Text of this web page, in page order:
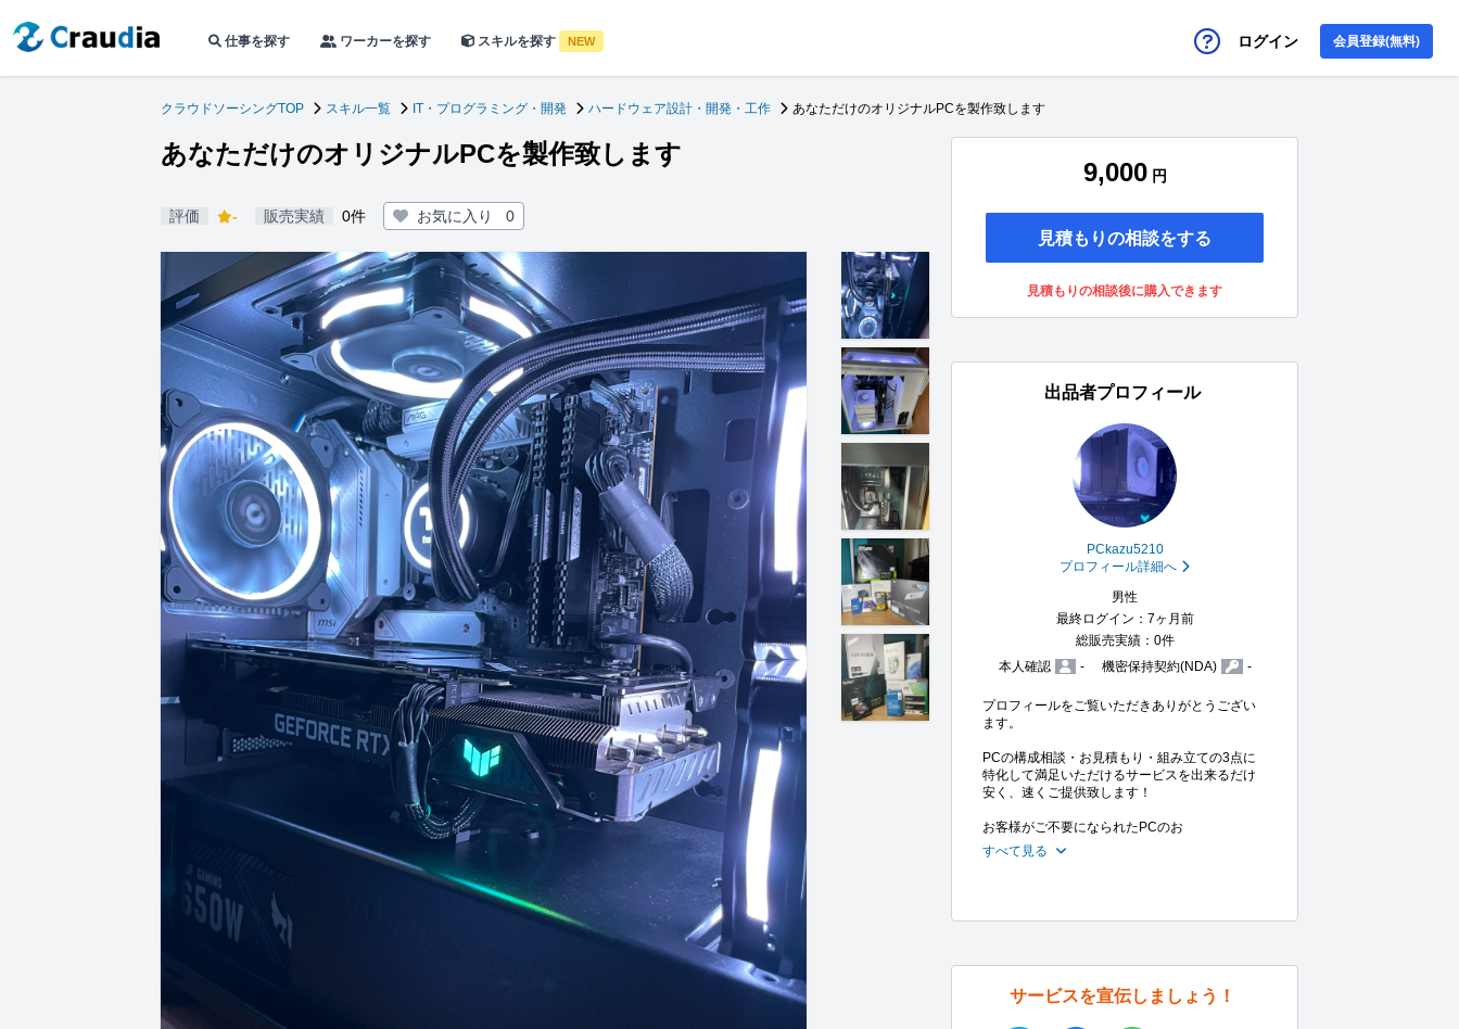
仕事を探す ワーカーを探す スキルを探す NEW ログイン 会員登録(無料)
クラウドソーシングTOP スキル一覧 IT・プログラミング・開発 ハードウェア設計・開発・工作 あなただけのオリジナルPCを製作致します
あなただけのオリジナルPCを製作致します
評価 - 販売実績 0件 お気に入り 0
9,000 円
見積もりの相談をする
見積もりの相談後に購入できます
出品者プロフィール
PCkazu5210
プロフィール詳細へ
男性
最終ログイン：7ヶ月前
総販売実績：0件
本人確認
- 機密保持契約(NDA) -
プロフィールをご覧いただきありがとうござい
ます。
PCの構成相談・お見積もり・組み立ての3点に
特化して満足いただけるサービスを出来るだけ
安く、速くご提供致します！
お客様がご不要になられたPCのお
すべて見る
サービスを宣伝しましょう！